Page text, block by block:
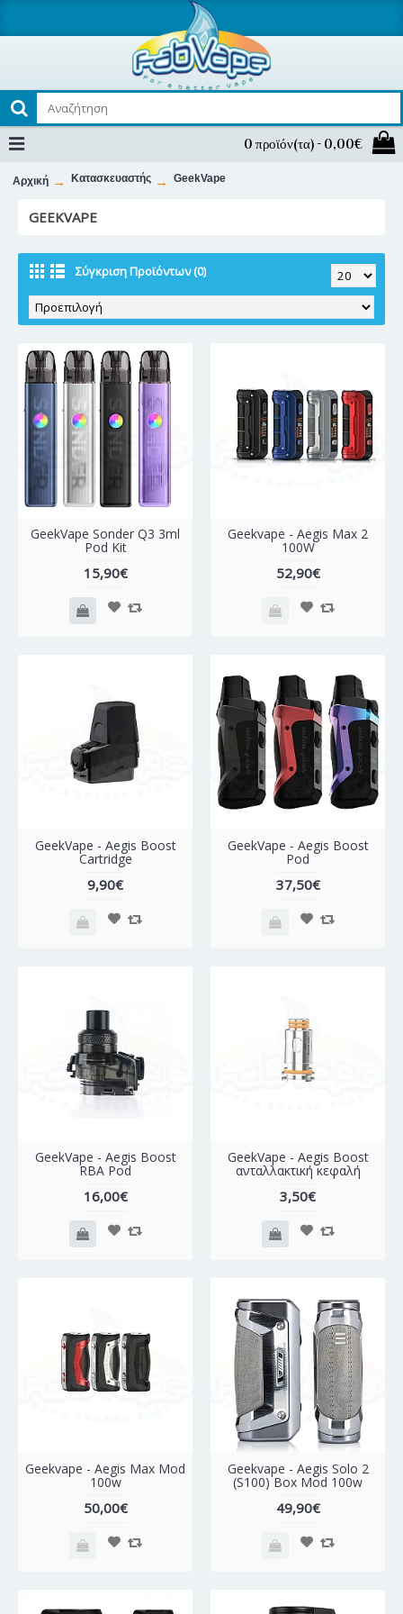
0 προϊόν(τα) - 0,00€
Αρχική Κατασκευαστής GeekVape
GEEKVAPE
Σύγκριση Προϊόντων (0)
ΝέοGeekVape Sonder Q3 3ml
Pod Kit
15,90€
Geekvape - Aegis Max 2
100W
52,90€
GeekVape - Aegis Boost
Cartridge
9,90€
GeekVape - Aegis Boost
Pod
37,50€
GeekVape - Aegis Boost
RBA Pod
16,00€
GeekVape - Aegis Boost
ανταλλακτική κεφαλή
3,50€
Geekvape - Aegis Max Mod
100w
50,00€
Geekvape - Aegis Solo 2
(S100) Box Mod 100w
49,90€